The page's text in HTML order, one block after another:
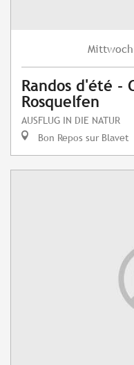
Mittwoch
Randos d'été -
Rosquelfen
AUSFLUG IN DIE NATUR
Bon Repos sur Blavet